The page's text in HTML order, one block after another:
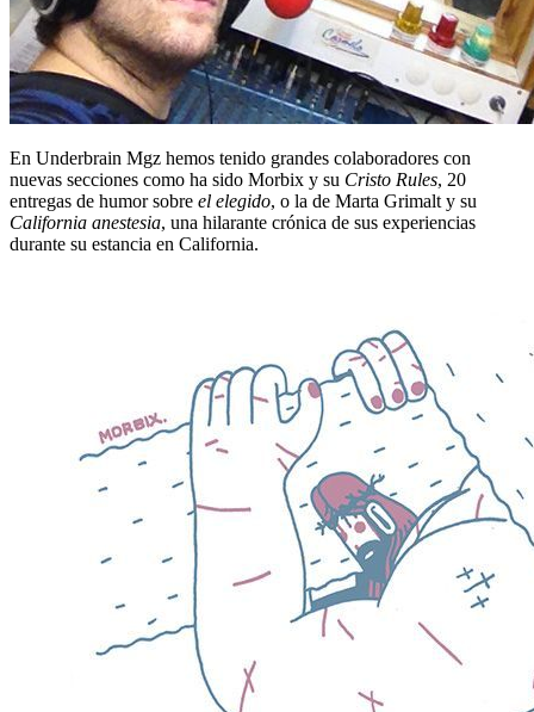
En Underbrain Mgz hemos tenido grandes colaboradores con
nuevas secciones como ha sido Morbix y su Cristo Rules, 20
entregas de humor sobre el elegido, o la de Marta Grimalt y su
California anestesia, una hilarante crónica de sus experiencias
durante su estancia en California.